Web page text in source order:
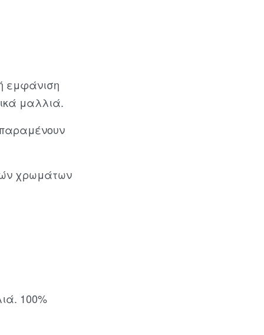
εμφάνιση
μαλλιά.
χρωμάτων
100%